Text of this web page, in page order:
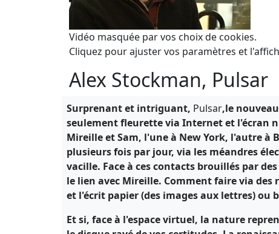
Vidéo masquée par vos choix de cookies.
Cliquez pour ajuster vos paramètres et
Alex Stockman, Pulsar
Surprenant et intriguant, Pulsar,le
seulement fleurette via Internet et l'écran
Mireille et Sam, l'une à New York, l'autre à
plusieurs fois par jour, via les méandres
vacille. Face à ces contacts brouillés par
le lien avec Mireille. Comment faire via
et l'écrit papier (des images aux lettres) ou
Et si, face à l'espace virtuel, la nature